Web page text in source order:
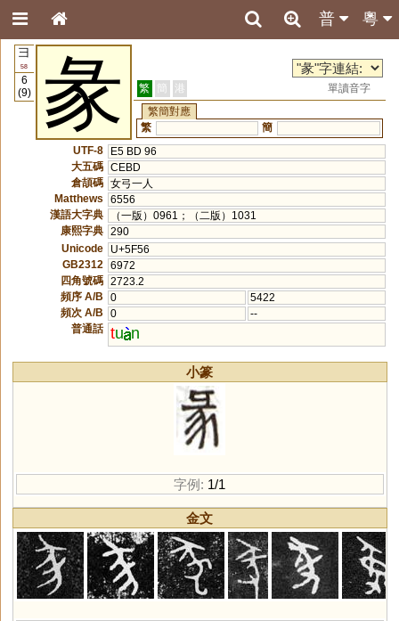
粵
普
彐
58
6
(9)
彖 繁 簡 港
單讀音字
繁簡對應
繁
簡
UTF-8
E5 BD 96
大五碼 CEBD
倉頡碼 女弓一人
Matthews
6556
漢語大字典
（一版）0961；（二版）1031
康熙字典 290
Unicode
U+5F56
GB2312
6972
四角號碼 2723.2
頻序 A/B
0
5422
頻次 A/B
0
--
普通話 tu n
小篆
字例: 1/1
金文